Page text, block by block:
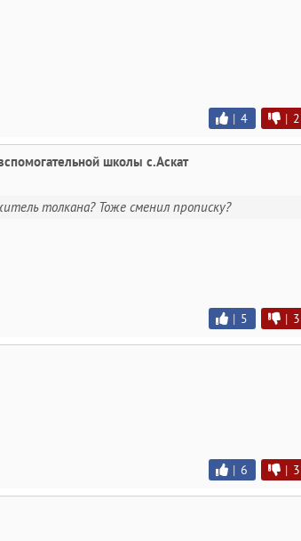
| 4 | 2
школы с.Аскат
толкана? Тоже сменил прописку?
| 5 | 3
| 6 | 3